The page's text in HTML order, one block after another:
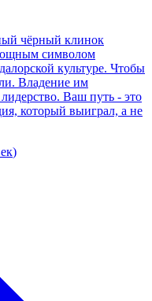
чёрный клинок
символом
культуре. Чтобы
Владение им
Ваш путь - это
который выиграл, а не
)